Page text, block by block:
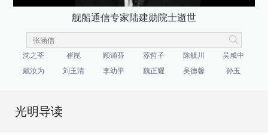
舰船通信专家陆建勋院士逝世
沈之荃 崔崑 顾诵芬 苏哲子 陈毓川
吴咸中
戴汝为
刘玉清 李幼平 魏正耀 吴德馨 孙玉
光明导读